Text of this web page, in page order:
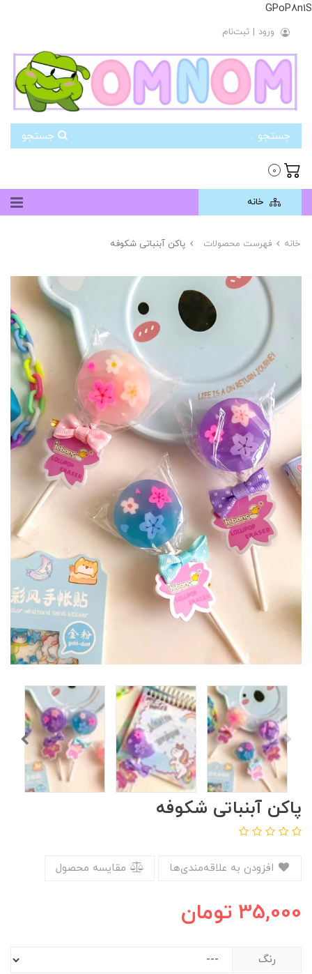
GPoP8n1S
ورود | ثبت‌نام
0
خانه
خانه فهرست محصولات پاکن آبنباتی شکوفه
پاکن آبنباتی شکوفه
مقایسه محصول
35,000 تومان
رنگ